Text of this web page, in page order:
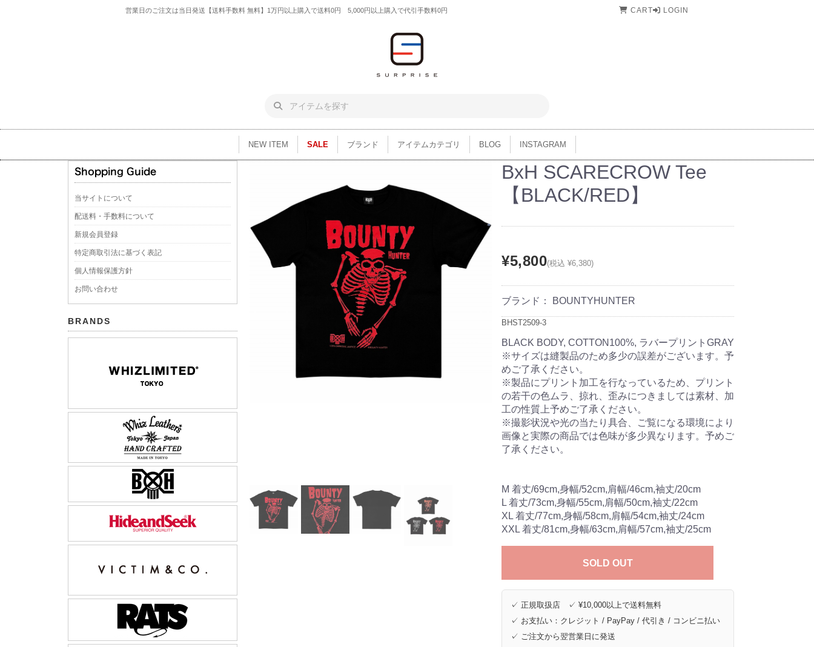
営業日のご注文は当日発送【送料手数料 無料】1万円以上購入で送料0円 5,000円以上購入で代引手数料0円 CART LOGIN
NEW ITEM SALE ブランド アイテムカテゴリ BLOG INSTAGRAM
当サイトについて
配送料・手数料について
新規会員登録
特定商取引法に基づく表記
個人情報保護方針
お問い合わせ
BRANDS
BxH SCARECROW Tee
【BLACK/RED】
¥5,800(税込 ¥6,380)
ブランド： BOUNTYHUNTER
BHST2509-3
BLACK BODY, COTTON100%, ラバープリントGRAY
※サイズは縫製品のため多少の誤差がございます。予
めご了承ください。
※製品にプリント加工を行なっているため、プリント
の若干の色ムラ、掠れ、歪みにつきましては素材、加
工の性質上予めご了承ください。
※撮影状況や光の当たり具合、ご覧になる環境により
画像と実際の商品では色味が多少異なります。予めご
了承ください。
M 着丈/69cm,身幅/52cm,肩幅/46cm,袖丈/20cm
L 着丈/73cm,身幅/55cm,肩幅/50cm,袖丈/22cm
XL 着丈/77cm,身幅/58cm,肩幅/54cm,袖丈/24cm
XXL 着丈/81cm,身幅/63cm,肩幅/57cm,袖丈/25cm
SOLD OUT
✓ 正規取扱店 ✓ ¥10,000以上で送料無料
✓ お支払い：クレジット / PayPay / 代引き / コンビニ払い
✓ ご注文から翌営業日に発送